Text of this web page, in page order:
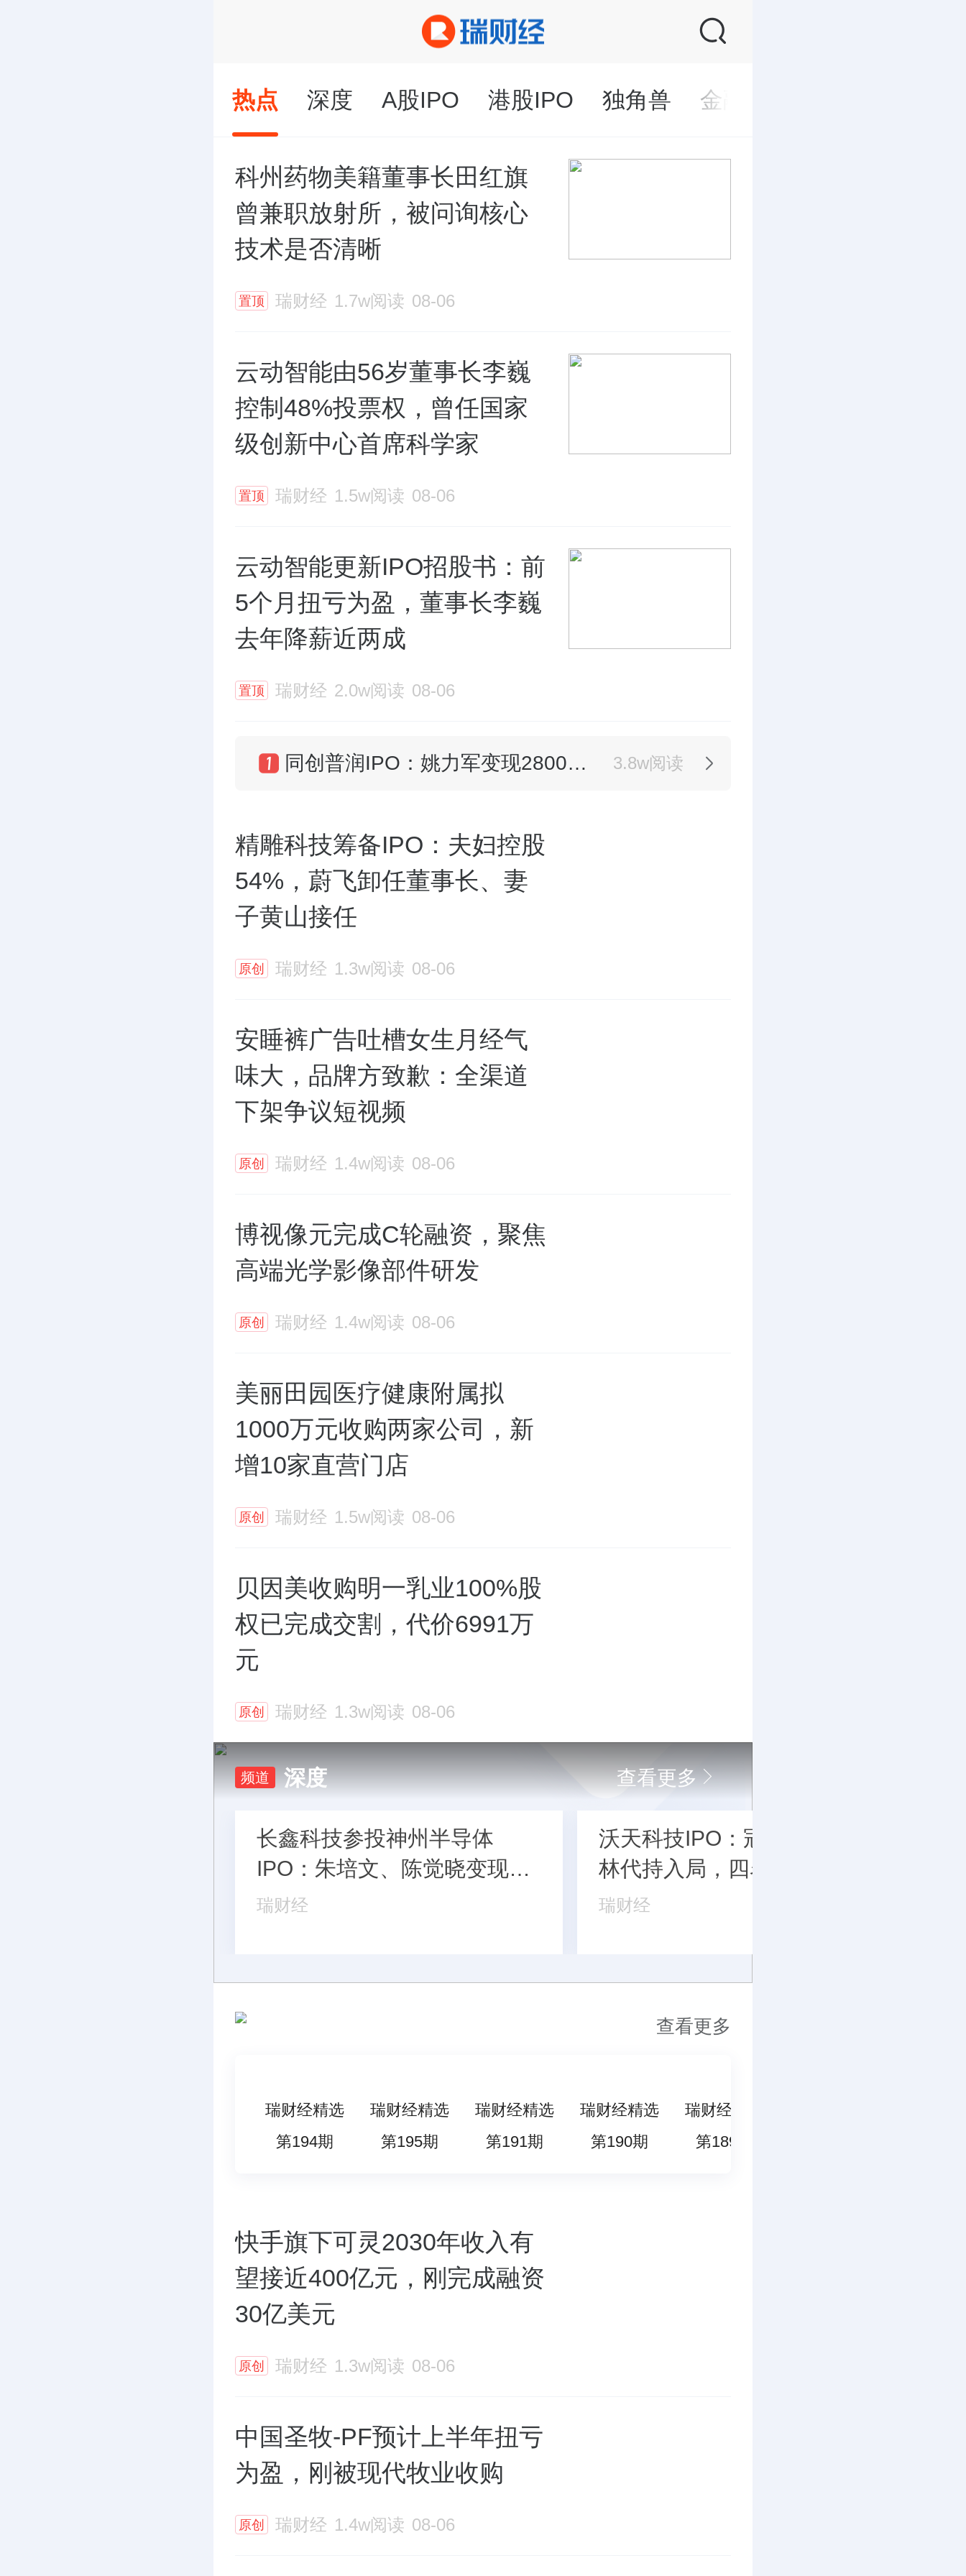
热点 深度 A股IPO 港股IPO 独角兽 金融
科州药物美籍董事长田红旗
曾兼职放射所，被问询核心
技术是否清晰
置顶 瑞财经 1.7w阅读 08-06
云动智能由56岁董事长李巍
控制48%投票权，曾任国家
级创新中心首席科学家
置顶 瑞财经 1.5w阅读 08-06
云动智能更新IPO招股书：前
5个月扭亏为盈，董事长李巍
去年降薪近两成
置顶 瑞财经 2.0w阅读 08-06
3.8w阅读
精雕科技筹备IPO：夫妇控股
54%，蔚飞卸任董事长、妻
子黄山接任
原创 瑞财经 1.3w阅读 08-06
安睡裤广告吐槽女生月经气
味大，品牌方致歉：全渠道
下架争议短视频
原创 瑞财经 1.4w阅读 08-06
博视像元完成C轮融资，聚焦
高端光学影像部件研发
原创 瑞财经 1.4w阅读 08-06
美丽田园医疗健康附属拟
1000万元收购两家公司，新
增10家直营门店
原创 瑞财经 1.5w阅读 08-06
贝因美收购明一乳业100%股
权已完成交割，代价6991万
元
原创 瑞财经 1.3w阅读 08-06
频道 深度 查看更多
长鑫科技参投神州半导体
IPO：朱培文、陈觉晓变现2.6
亿，董秘和保荐人有旧
瑞财经
沃天科技IPO：冠捷科技伍华
林代持入局，四名“60”后国企
老兵借钱回购股权
瑞财经
查看更多
瑞财经精选
第194期
瑞财经精选
第195期
瑞财经精选
第191期
瑞财经精选
第190期
瑞财经精选
第189期
快手旗下可灵2030年收入有
望接近400亿元，刚完成融资
30亿美元
原创 瑞财经 1.3w阅读 08-06
中国圣牧-PF预计上半年扭亏
为盈，刚被现代牧业收购
原创 瑞财经 1.4w阅读 08-06